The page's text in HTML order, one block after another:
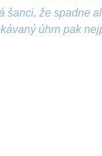
šanci, že spadne
úhrn pak